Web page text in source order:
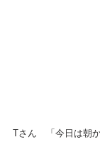
Tさん　「今日は朝